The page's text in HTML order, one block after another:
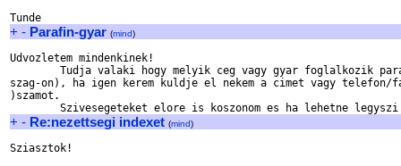
+ - Parafin-gyar (mind)
Udvozletem mindenkinek!
szag-on), ha igen kerem kuldje el nekem a cimet vagy telefon/
)szamot.
+ - Re:nezettsegi indexet (mind)
Sziasztok!